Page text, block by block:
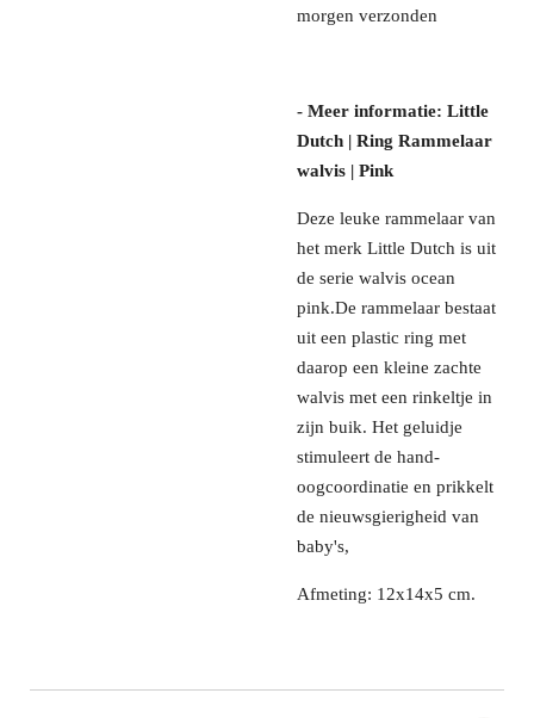
morgen verzonden
- Meer informatie: Little
Dutch | Ring Rammelaar
walvis | Pink
Deze leuke rammelaar van
het merk Little Dutch is uit
de serie walvis ocean
pink.De rammelaar bestaat
uit een plastic ring met
daarop een kleine zachte
walvis met een rinkeltje in
zijn buik. Het geluidje
stimuleert de hand-
oogcoordinatie en prikkelt
de nieuwsgierigheid van
baby's,
Afmeting: 12x14x5 cm.